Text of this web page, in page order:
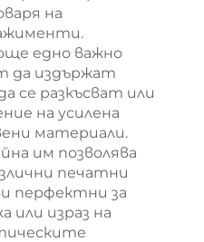
занаятчии
на
едно важно
да издържат
се разкъсват или
на усилена
материали.
им позволява
печатни
перфектни за
или израз на